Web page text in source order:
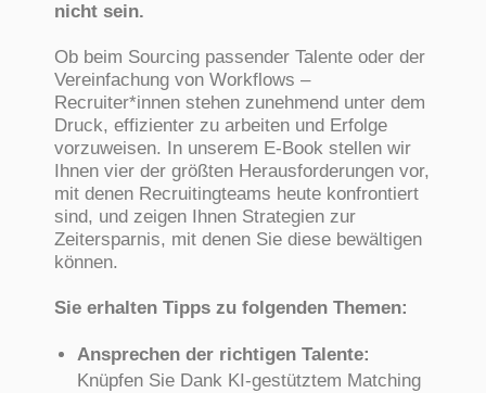
nicht sein.
Ob beim Sourcing passender Talente oder der
Vereinfachung von Workflows –
Recruiter*innen stehen zunehmend unter dem
Druck, effizienter zu arbeiten und Erfolge
vorzuweisen. In unserem E-Book stellen wir
Ihnen vier der größten Herausforderungen vor,
mit denen Recruitingteams heute konfrontiert
sind, und zeigen Ihnen Strategien zur
Zeitersparnis, mit denen Sie diese bewältigen
können.
Sie erhalten Tipps zu folgenden Themen:
Ansprechen der richtigen Talente:
Knüpfen Sie Dank KI-gestütztem Matching